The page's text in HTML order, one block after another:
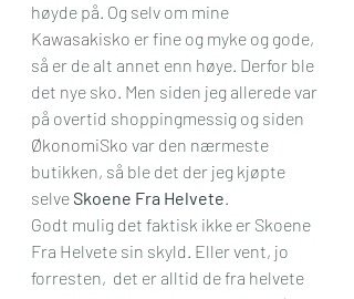
høyde på. Og selv om mine
Kawasakisko er fine og myke og gode,
så er de alt annet enn høye. Derfor ble
det nye sko. Men siden jeg allerede var
på overtid shoppingmessig og siden
ØkonomiSko var den nærmeste
butikken, så ble det der jeg kjøpte
selve Skoene Fra Helvete.
Godt mulig det faktisk ikke er Skoene
Fra Helvete sin skyld. Eller vent, jo
forresten,  det er alltid de fra helvete